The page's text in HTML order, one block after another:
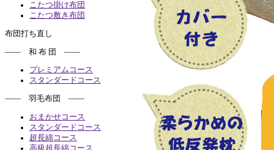
こたつ掛け布団
こたつ敷き布団
布団打ち直し
―― 和 布 団 ――
プレミアムコース
スタンダードコース
―― 羽毛布団 ――
おまかせコース
スタンダードコース
超長綿コース
高級超長綿コース